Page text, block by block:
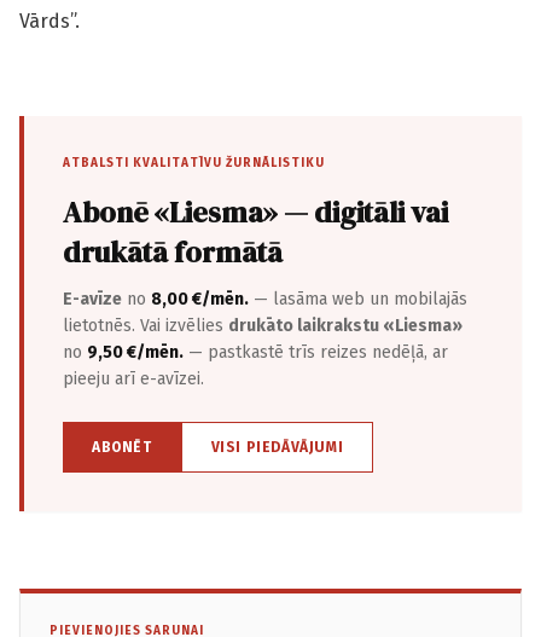
Vārds”.
ATBALSTI KVALITATĪVU ŽURNĀLISTIKU
Abonē «Liesma» — digitāli vai
drukātā formātā
E-avīze no 8,00 €/mēn. — lasāma web un mobilajās
lietotnēs. Vai izvēlies drukāto laikrakstu «Liesma»
no 9,50 €/mēn. — pastkastē trīs reizes nedēļā, ar
pieeju arī e-avīzei.
ABONĒT VISI PIEDĀVĀJUMI
PIEVIENOJIES SARUNAI